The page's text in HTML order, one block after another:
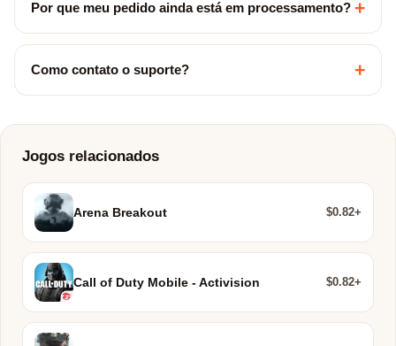
Por que meu pedido ainda está em processamento? +
Como contato o suporte? +
Jogos relacionados
Arena Breakout $0.82+
Call of Duty Mobile - Activision $0.82+